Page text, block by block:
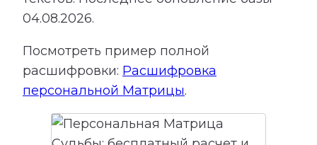
04.08.2026.
Посмотреть пример полной
расшифровки: Расшифровка
персональной Матрицы.